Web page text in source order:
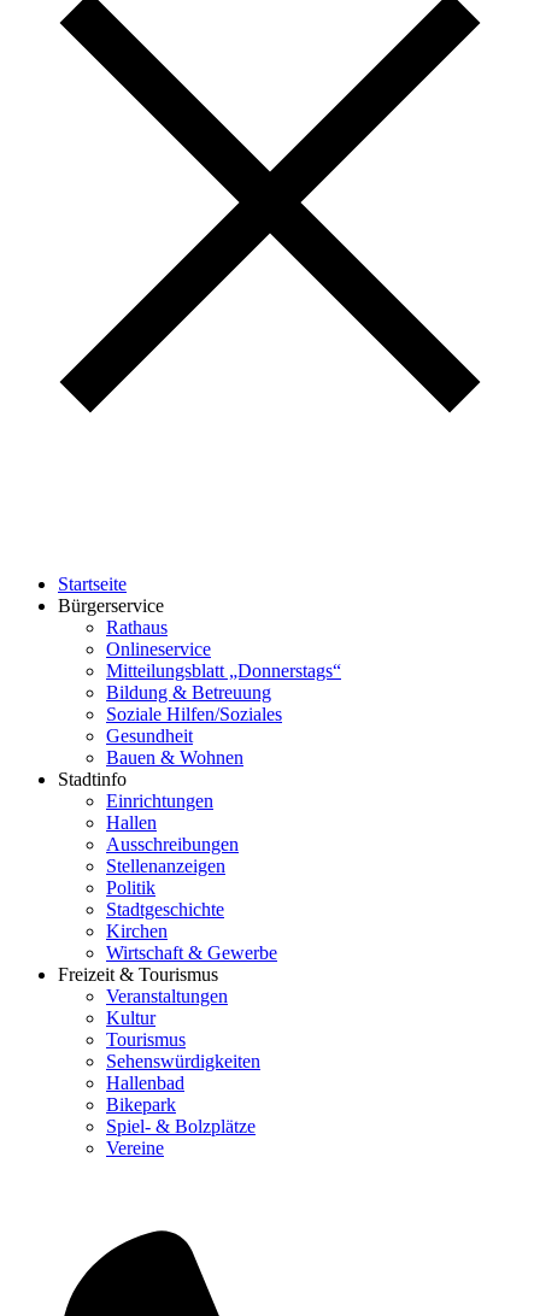
Startseite
Bürgerservice
Rathaus
Onlineservice
Mitteilungsblatt „Donnerstags“
Bildung & Betreuung
Soziale Hilfen/Soziales
Gesundheit
Bauen & Wohnen
Stadtinfo
Einrichtungen
Hallen
Ausschreibungen
Stellenanzeigen
Politik
Stadtgeschichte
Kirchen
Wirtschaft & Gewerbe
Freizeit & Tourismus
Veranstaltungen
Kultur
Tourismus
Sehenswürdigkeiten
Hallenbad
Bikepark
Spiel- & Bolzplätze
Vereine